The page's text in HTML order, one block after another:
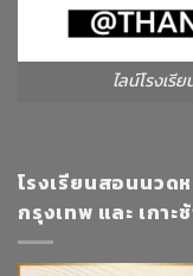
ไลน์โรงเ
โรงเรียนสอนนวด
กรุงเทพ และ เกาะ